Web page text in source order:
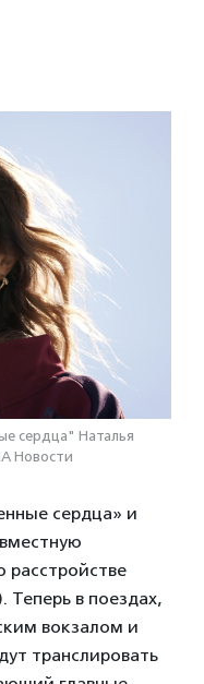
сердца" Наталья
Новости
сердца» и
Теперь в поездах,
вокзалом и
транслировать